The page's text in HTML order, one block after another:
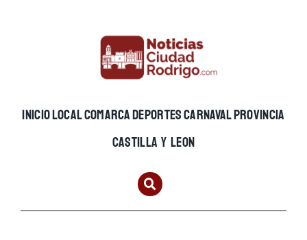
INICIOLOCALCOMARCADEPORTESCARNAVALPROVINCIA
CASTILLA Y LEON